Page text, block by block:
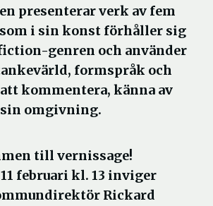
presenterar verk av fem
i sin konst förhåller sig
genren och använder
formspråk och
kommentera, känna av
sin omgivning.
till vernissage!
februari kl. 13 inviger
Rickard